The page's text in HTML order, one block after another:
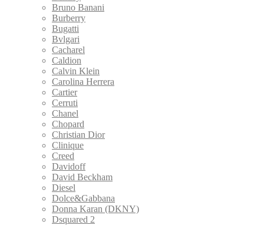
Bruno Banani
Burberry
Bugatti
Bvlgari
Cacharel
Caldion
Calvin Klein
Carolina Herrera
Cartier
Cerruti
Chanel
Chopard
Christian Dior
Clinique
Creed
Davidoff
David Beckham
Diesel
Dolce&Gabbana
Donna Karan (DKNY)
Dsquared 2